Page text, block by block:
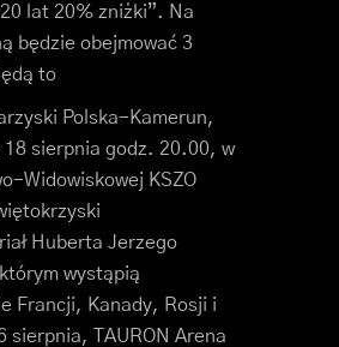
lat 20% zniżki”. Na
będzie obejmować 3
to
Polska-Kamerun,
18 sierpnia godz. 20.00, w
Widowiskowej KSZO
Huberta Jerzego
wystąpią
Francji, Kanady, Rosji i
sierpnia, TAURON Arena